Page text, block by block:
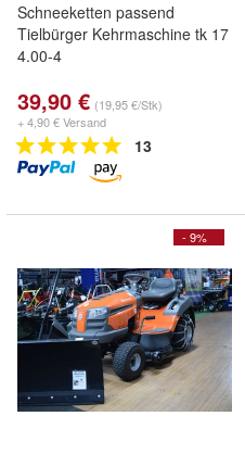
Schneeketten passend
Tielbürger Kehrmaschine tk 17
4.00-4
39,90 € (19,95 €/Stk)
+ 4,90 € Versand
13
- 9%